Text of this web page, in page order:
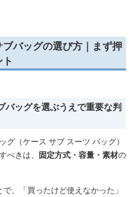
バッグの選び方｜まず押
バッグを選ぶうえで重要な判
グ（ケース サブ スーツ バッグ）
べきは、 固定方式・容量・素材の
、「買ったけど使えなかった」